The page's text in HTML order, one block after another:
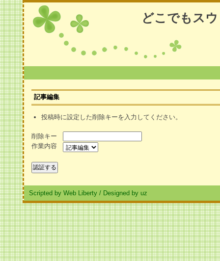
どこでもス
記事編集
投稿時に設定した削除キーを入力してください。
削除キー
作業内容
Scripted by Web Liberty / Designed by uz